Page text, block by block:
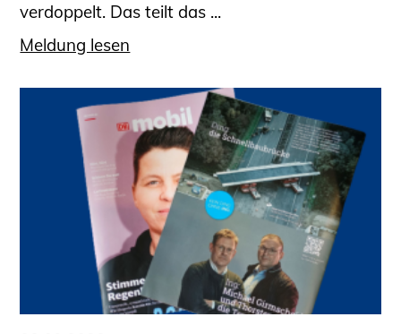
verdoppelt. Das teilt das ...
Meldung lesen